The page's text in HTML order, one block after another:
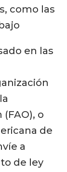
como las
en las
o
de
a
de ley